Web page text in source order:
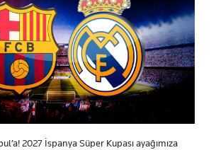
2027 İspanya Süper Kupası ayağımıza